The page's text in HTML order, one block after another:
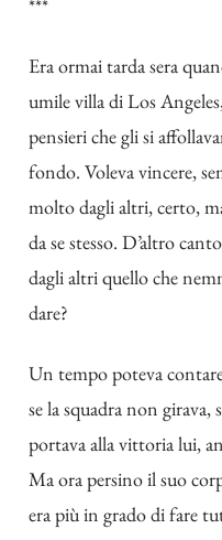
***
Era ormai tarda sera
umile villa di Los
pensieri che gli si
fondo. Voleva vincere,
molto dagli altri, certo,
da se stesso. D’altro
dagli altri quello che
dare?
Un tempo poteva
se la squadra non girava,
portava alla vittoria lui,
Ma ora persino il suo
era più in grado di fare